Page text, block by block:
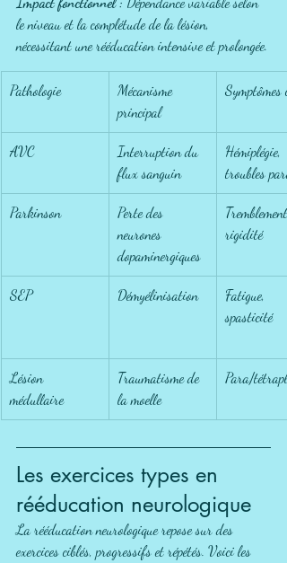
le niveau et la complétude de la lésion,
nécessitant une rééducation intensive et prolongée.
Pathologie
Mécanisme
principal
Symptômes
AVC
Interruption du
flux sanguin
Hémiplégie,
troubles
Parkinson
Perte des
neurones
dopaminergiques
rigidité
SEP Démyélinisation
Fatigue,
spasticité
Lésion
médullaire
Traumatisme de
la moelle
Para/
Les exercices types en
rééducation neurologique
La rééducation neurologique repose sur des
exercices ciblés, progressifs et répétés. Voici les